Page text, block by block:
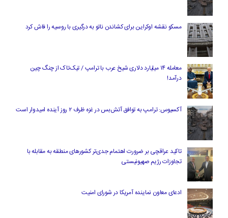
مسکو نقشه اوکراین برای کشاندن ناتو به درگیری با روسیه را فاش کرد
معامله ۱۴ میلیارد دلاری شیخ عرب با ترامپ / تیک‌تاک از چنگ چین
درآمد!
آکسیوس: ترامپ به توافق آتش‌بس در غزه ظرف ۲ روز آینده امیدوار است
تاکید عراقچی بر ضرورت اهتمام جدی‌تر کشورهای منطقه به مقابله با
تجاوزات رژیم صهیونیستی
ادعای معاون نماینده آمریکا در شورای امنیت